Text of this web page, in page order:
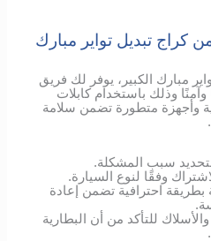
كراج تبديل تواير مبارك
مبارك الكبير، يوفر لك فريق
وذلك باستخدام كابلات
وأجهزة متطورة تضمن سلامة
سبب المشكلة.
وفقًا لنوع السيارة.
بطريقة احترافية تضمن إعادة
والأسلاك للتأكد من أن البطارية